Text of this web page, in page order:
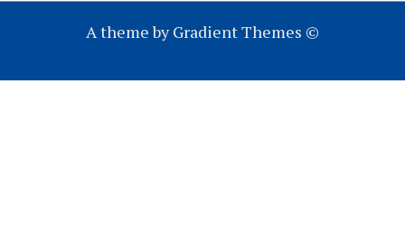
A theme by Gradient Themes ©